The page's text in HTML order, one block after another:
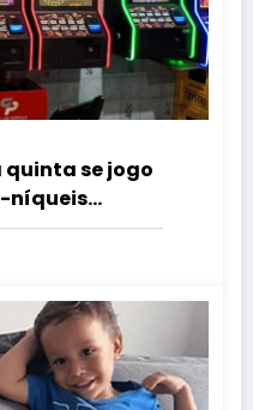
quinta se jogo
níqueis